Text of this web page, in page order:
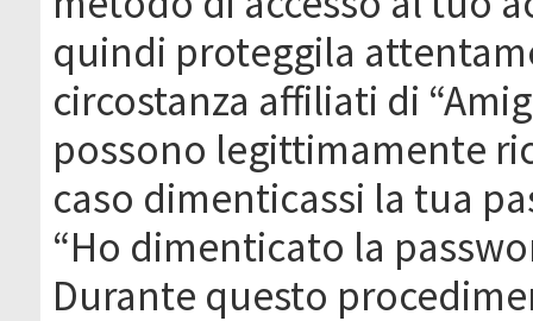
quindi proteggila
circostanza affiliati di
possono legittimamente
caso dimenticassi la tua
“Ho dimenticato la
Durante questo